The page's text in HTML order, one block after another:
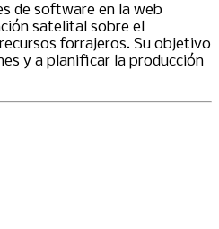
de software en la web
satelital sobre el
forrajeros. Su objetivo
y a planificar la producción